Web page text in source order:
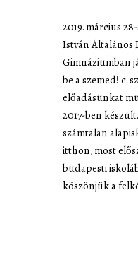
2019. március
István Általános
Gimnáziumban
be a szemed! c.
előadásunkat
2017-ben
számtalan
itthon, most
budapesti
köszönjük a